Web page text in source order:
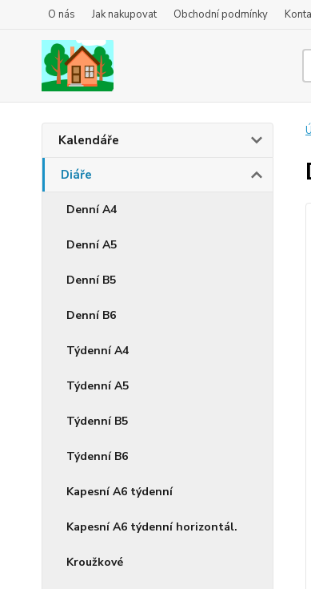
O nás Jak nakupovat Obchodní podmínky
Kalendáře
Diáře
Denní A4
Denní A5
Denní B5
Denní B6
Týdenní A4
Týdenní A5
Týdenní B5
Týdenní B6
Kapesní A6 týdenní
Kapesní A6 týdenní horizontál.
Kroužkové